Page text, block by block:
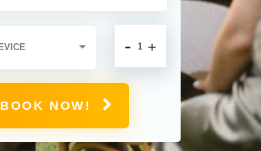
+
-
BOOK NOW!